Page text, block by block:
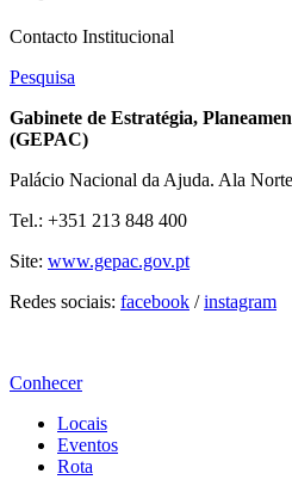
Contacto Institucional
Pesquisa
Gabinete de Estratégia,
(GEPAC)
Palácio Nacional da Ajuda. Ala
Tel.: +351 213 848 400
Site: www.gepac.gov.pt
Redes sociais: facebook /instagram
Conhecer
Locais
Eventos
Rota